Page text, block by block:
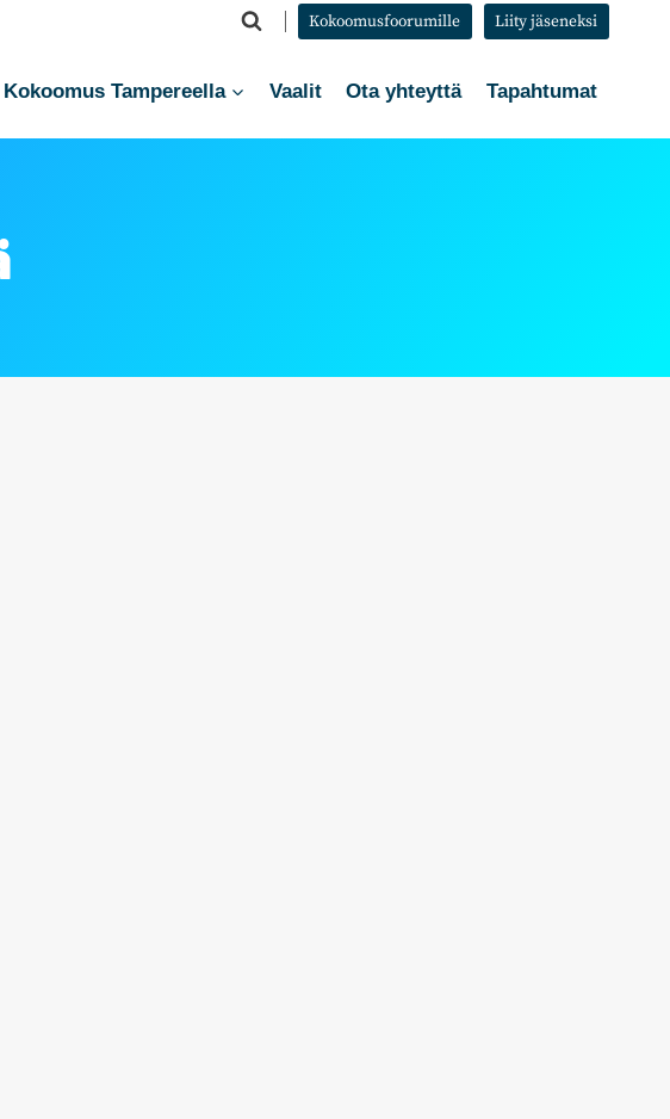
Kokoomusfoorumille Liity jäseneksi
Kokoomus Tampereella Vaalit Ota yhteyttä Tapahtumat